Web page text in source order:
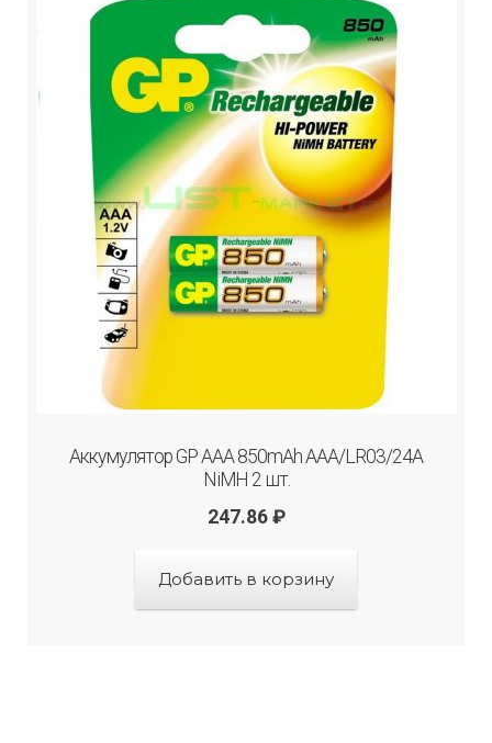
Аккумулятор GP AAA 850mAh AAA/LR03/24A
NiMH 2 шт.
247.86 ₽
Добавить в корзину